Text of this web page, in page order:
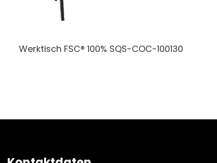
Werktisch FSC® 100% SQS-COC-100130